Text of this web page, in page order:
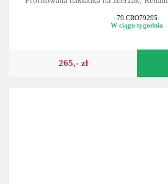
79.CRO79295
W ciągu tygodnia
265,- zł